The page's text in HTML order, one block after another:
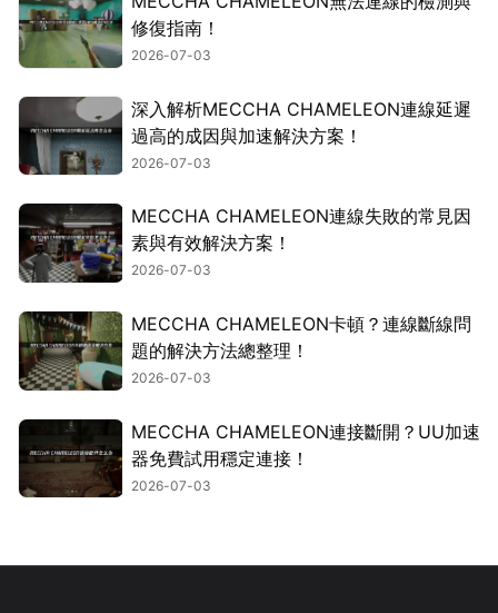
修復指南！
2026-07-03
深入解析MECCHA CHAMELEON連線延遲
過高的成因與加速解決方案！
2026-07-03
MECCHA CHAMELEON連線失敗的常見因
素與有效解決方案！
2026-07-03
MECCHA CHAMELEON卡頓？連線斷線問
題的解決方法總整理！
2026-07-03
MECCHA CHAMELEON連接斷開？UU加速
器免費試用穩定連接！
2026-07-03